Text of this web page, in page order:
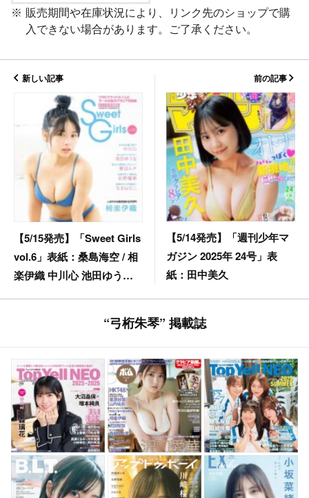
販売期間や在庫状況により、リンク先のショップで購
入できない場合があります。ご了承ください。
新しい記事
【5/15発売】「Sweet Girls
vol.6」表紙：桑島海空 / 相
楽伊織 中川心 池田ゆうな
前の記事
【5/14発売】「週刊少年マ
ガジン 2025年 24号」表
紙：田中美久
“弓桁朱琴” 掲載誌